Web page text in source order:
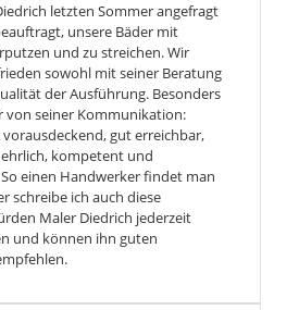
letzten Sommer angefragt
unsere Bäder mit
und zu streichen. Wir
sowohl mit seiner Beratung
der Ausführung. Besonders
von seiner Kommunikation:
gut erreichbar,
kompetent und
einen Handwerker findet man
schreibe ich auch diese
Maler Diedrich jederzeit
und können ihn guten